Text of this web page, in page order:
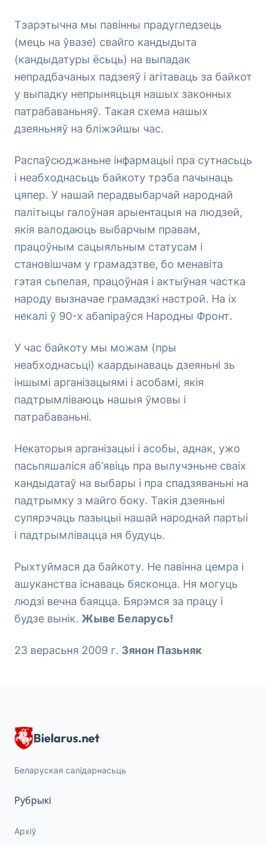
Тэарэтычна мы павінны прадугледзець
(мець на ўвазе) свайго кандыдыта
(кандыдатуры ёсьць) на выпадак
непрадбачаных падзеяў і агітаваць за байкот
у выпадку непрыняцьця нашых законных
патрабаваньняў. Такая схема нашых
дзеяньняў на бліжэйшы час.
Распаўсюджаньне інфармацыі пра сутнасьць
і неабходнасьць байкоту трэба пачынаць
цяпер. У нашай перадвыбарчай народнай
палітыцы галоўная арыентацыя на людзей,
якія валодаюць выбарчым правам,
працоўным сацыяльным статусам і
становішчам у грамадзтве, бо менавіта
гэтая сьпелая, працоўная і актыўная частка
народу вызначае грамадзкі настрой. На іх
некалі ў 90-х абапіраўся Народны Фронт.
У час байкоту мы можам (пры
неабходнасьці) каардынаваць дзеяньні зь
іншымі арганізацыямі і асобамі, якія
падтрымліваюць нашыя ўмовы і
патрабаваньні.
Некаторыя арганізацыі і асобы, аднак, ужо
пасьпяшаліся аб’явіць пра вылучэньне сваіх
кандыдатаў на выбары і пра спадзяваньні на
падтрымку з майго боку. Такія дзеяньні
супярэчаць пазыцыі нашай народнай партыі
і падтрымлівацца ня будуць.
Рыхтуймася да байкоту. Не павінна цемра і
ашуканства існаваць бясконца. Ня могуць
людзі вечна баяцца. Бярэмся за працу і
будзе вынік. Жыве Беларусь!
23 верасьня 2009 г. Зянон Пазьняк
Bielarus.net
Беларуская салідарнасьць
Рубрыкі
Архіў